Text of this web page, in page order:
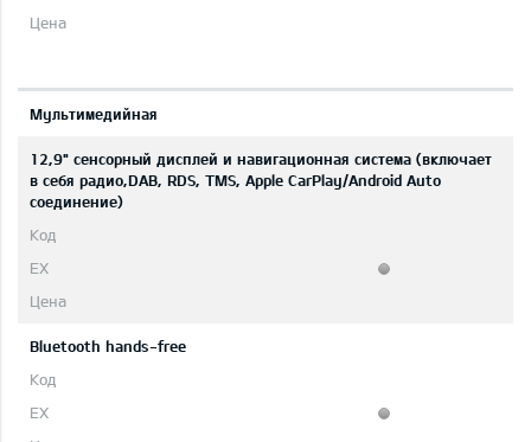
Мультимедийная
12,9" сенсорный дисплей и навигационная система (включает
в себя радио,DAB, RDS, TMS, Apple CarPlay/Android Auto
соединение)
Bluetooth hands-free